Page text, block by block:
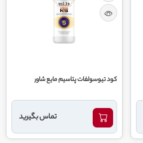
کود تیوسولفات پتاسیم مایع شاور
تماس بگیرید